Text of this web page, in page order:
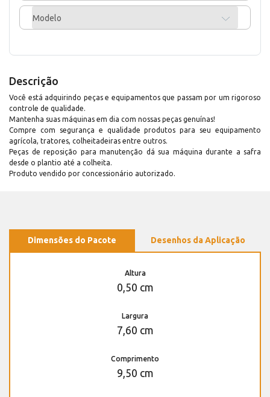
Modelo
Descrição
Você está adquirindo peças e equipamentos que passam por um rigoroso
controle de qualidade.
Mantenha suas máquinas em dia com nossas peças genuínas!
Compre com segurança e qualidade produtos para seu equipamento
agrícola, tratores, colheitadeiras entre outros.
Peças de reposição para manutenção dá sua máquina durante a safra
desde o plantio até a colheita.
Produto vendido por concessionário autorizado.
Dimensões do Pacote Desenhos da Aplicação
Altura
0,50 cm
Largura
7,60 cm
Comprimento
9,50 cm